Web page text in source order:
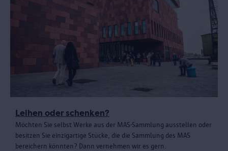
Leihen oder schenken?
Möchten Sie selbst Werke aus der MAS-Sammlung ausstellen oder
besitzen Sie einzigartige Stücke, die die Sammlung des MAS
bereichern könnten? Dann vernehmen wir es gern.